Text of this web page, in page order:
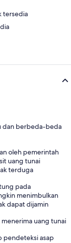
tersedia
dan berbeda-beda
oleh pemerintah
uang tunai
terduga
pada
menimbulkan
dapat dijamin
uang tunai
pendeteksi asap